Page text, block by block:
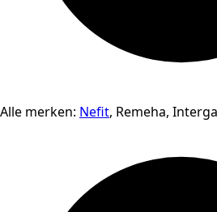
Alle merken: Nefit, Remeha,